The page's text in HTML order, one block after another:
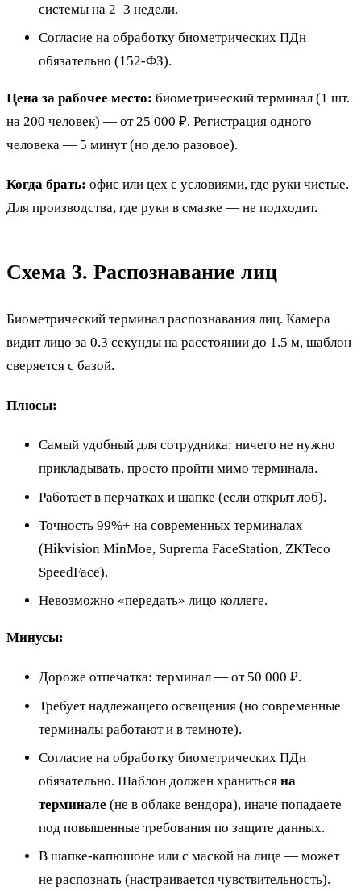
системы на 2–3 недели.
Согласие на обработку биометрических ПДн
обязательно (152-ФЗ).
Цена за рабочее место: биометрический терминал (1 шт.
на 200 человек) — от 25 000 ₽. Регистрация одного
человека — 5 минут (но дело разовое).
Когда брать: офис или цех с условиями, где руки чистые.
Для производства, где руки в смазке — не подходит.
Схема 3. Распознавание лиц
Биометрический терминал распознавания лиц. Камера
видит лицо за 0.3 секунды на расстоянии до 1.5 м, шаблон
сверяется с базой.
Плюсы:
Самый удобный для сотрудника: ничего не нужно
прикладывать, просто пройти мимо терминала.
Работает в перчатках и шапке (если открыт лоб).
Точность 99%+ на современных терминалах
(Hikvision MinMoe, Suprema FaceStation, ZKTeco
SpeedFace).
Невозможно «передать» лицо коллеге.
Минусы:
Дороже отпечатка: терминал — от 50 000 ₽.
Требует надлежащего освещения (но современные
терминалы работают и в темноте).
Согласие на обработку биометрических ПДн
обязательно. Шаблон должен храниться на
терминале (не в облаке вендора), иначе попадаете
под повышенные требования по защите данных.
В шапке-капюшоне или с маской на лице — может
не распознать (настраивается чувствительность).